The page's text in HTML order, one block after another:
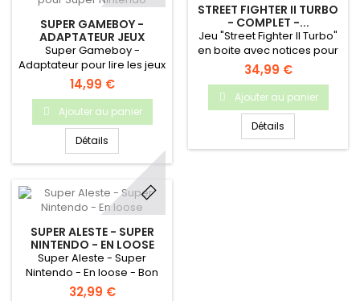
SUPER GAMEBOY -
ADAPTATEUR JEUX
GAMEBOY...
Super Gameboy -
Adaptateur pour lire les jeux
Gameboy sur Super
Nintendo
14,99 €
Ajouter au panier
Détails
STREET FIGHTER II TURBO
- COMPLET -...
Jeu "Street Fighter II Turbo"
en boite avec notices pour
Super Nintendo
34,99 €
Ajouter au panier
Détails
SUPER ALESTE - SUPER
NINTENDO - EN LOOSE
Super Aleste - Super
Nintendo - En loose - Bon
état
32,99 €